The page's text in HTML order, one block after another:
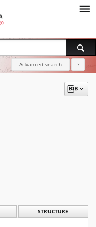
Advanced search ?
STRUCTURE